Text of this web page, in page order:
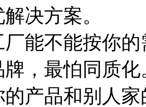
决方案。
厂能不能按你
，最怕同质
的产品和别人